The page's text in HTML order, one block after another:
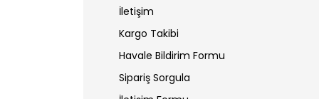
İletişim
Kargo Takibi
Havale Bildirim Formu
Sipariş Sorgula